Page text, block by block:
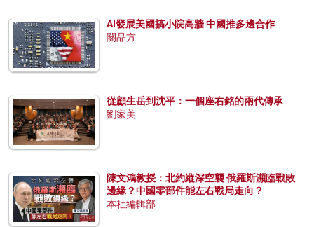
AI發展美國搞小院高牆 中國推多邊合作
關品方
從顧生岳到沈平：一個座右銘的兩代傳承
劉家美
陳文鴻教授：北約縱深空襲 俄羅斯瀕臨戰敗
邊緣？中國零部件能左右戰局走向？
本社編輯部